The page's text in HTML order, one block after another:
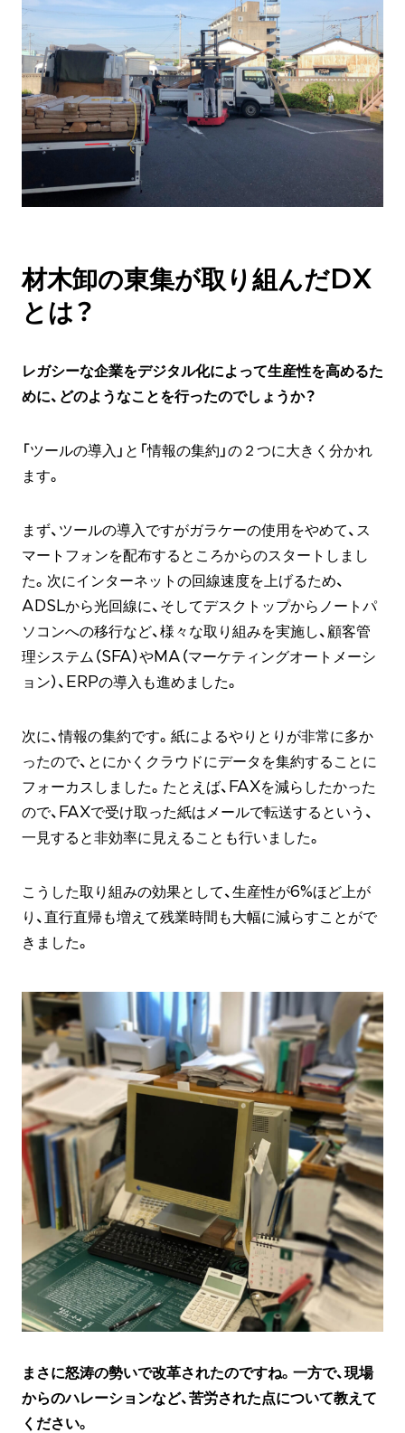
材木卸の東集が取り組んだDX
とは？
レガシーな企業をデジタル化によって生産性を高めるた
めに、どのようなことを行ったのでしょうか？
「ツールの導入」と「情報の集約」の２つに大きく分かれ
ます。
まず、ツールの導入ですがガラケーの使用をやめて、ス
マートフォンを配布するところからのスタートしまし
た。次にインターネットの回線速度を上げるため、
ADSLから光回線に、そしてデスクトップからノートパ
ソコンへの移行など、様々な取り組みを実施し、顧客管
理システム（SFA）やMA（マーケティングオートメーシ
ョン）、ERPの導入も進めました。
次に、情報の集約です。紙によるやりとりが非常に多か
ったので、とにかくクラウドにデータを集約することに
フォーカスしました。たとえば、FAXを減らしたかった
ので、FAXで受け取った紙はメールで転送するという、
一見すると非効率に見えることも行いました。
こうした取り組みの効果として、生産性が6%ほど上が
り、直行直帰も増えて残業時間も大幅に減らすことがで
きました。
まさに怒涛の勢いで改革されたのですね。一方で、現場
からのハレーションなど、苦労された点について教えて
ください。